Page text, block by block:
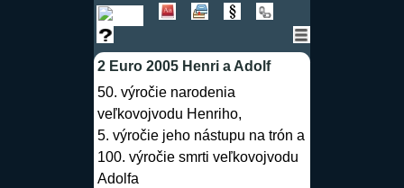
2 Euro 2005 Henri a Adolf
50. výročie narodenia
veľkovojvodu Henriho,
5. výročie jeho nástupu na trón a
100. výročie smrti veľkovojvodu
Adolfa